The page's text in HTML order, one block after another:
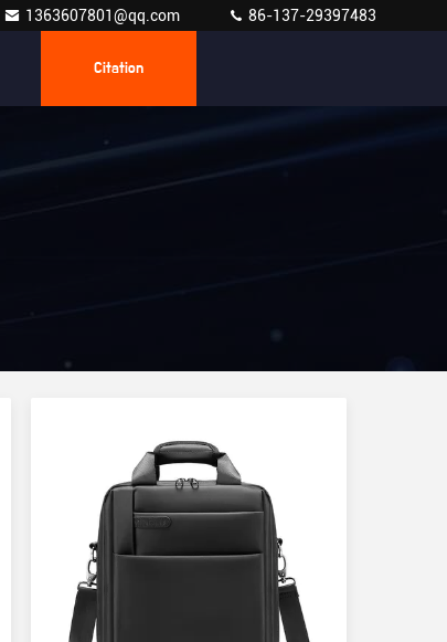
1363607801@qq.com 86-137-29397483
Citation